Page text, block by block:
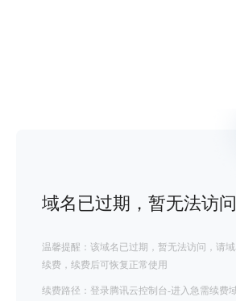
域名已过期，暂无法访问
温馨提醒：该域名已过期，暂无法访问，请
续费，续费后可恢复正常使用
续费路径：登录腾讯云控制台-进入急需续费